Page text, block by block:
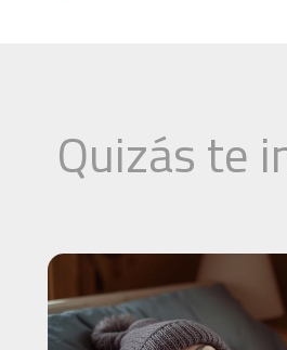
Quizás te